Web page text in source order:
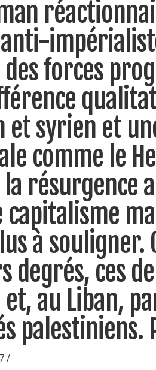
forces
et syrien et
comme le
résurgence
capitalisme
à
degrés, ces
et, au Liban,
palestiniens.
/